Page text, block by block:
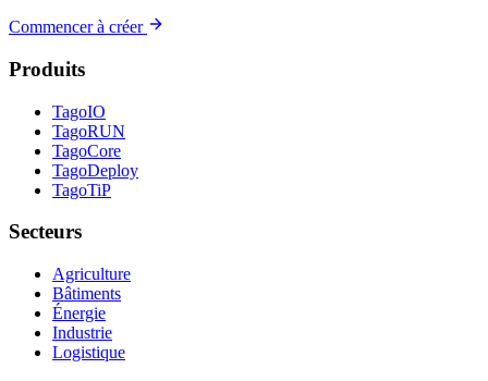
Commencer à créer
Produits
TagoIO
TagoRUN
TagoCore
TagoDeploy
TagoTiP
Secteurs
Agriculture
Bâtiments
Énergie
Industrie
Logistique